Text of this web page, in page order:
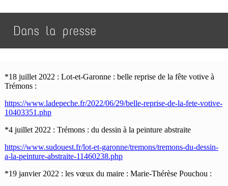
Dans la presse
*18 juillet 2022 : Lot-et-Garonne : belle reprise de la fête votive à
Trémons :
https://www.ladepeche.fr/2022/06/29/belle-reprise-de-la-fete-votive-
10403351.php
*4 juillet 2022 : Trémons : du dessin à la peinture abstraite
https://www.sudouest.fr/lot-et-garonne/tremons/tremons-du-dessin-
a-la-peinture-abstraite-11460238.php
*19 janvier 2022 : les vœux du maire : Marie-Thérèse Pouchou :